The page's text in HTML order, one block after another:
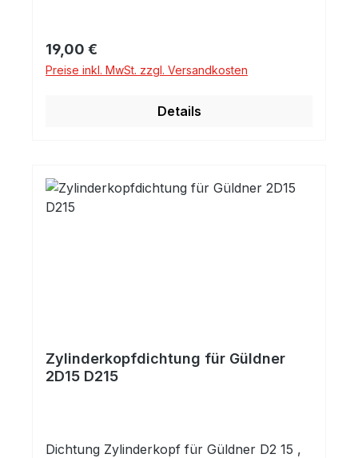
Regulärer Preis:
19,00 €
Preise inkl. MwSt. zzgl. Versandkosten
Details
Zylinderkopfdichtung für Güldner
2D15 D215
Dichtung Zylinderkopf für Güldner D2 15 ,